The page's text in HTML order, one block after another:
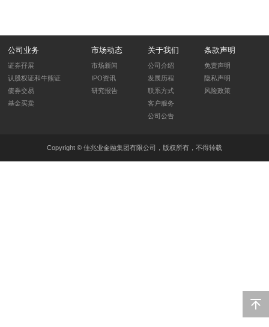
公司业务
证券孖展
认股权证和牛熊证
债券交易
基金买卖
市场动态
市场新闻
IPO资讯
研究报告
关于我们
公司介绍
发展历程
联系方式
客户服务
公司公告
条款声明
免责声明
隐私声明
风险政策
Copyright © 佳兆业金融集团有限公司，版权所有，不得转载